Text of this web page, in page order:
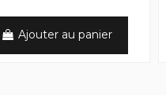
Ajouter au panier